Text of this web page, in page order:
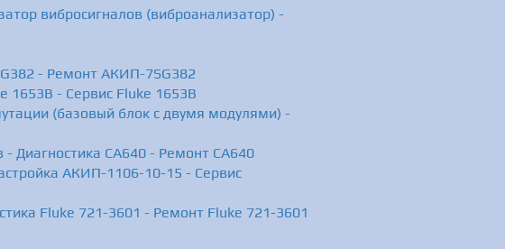
вибросигналов (виброанализатор) -
- Ремонт АКИП-7SG382
1653B - Сервис Fluke 1653B
(базовый блок с двумя модулями) -
Диагностика СА640 - Ремонт СА640
АКИП-1106-10-15 - Сервис
Fluke 721-3601 - Ремонт Fluke 721-3601